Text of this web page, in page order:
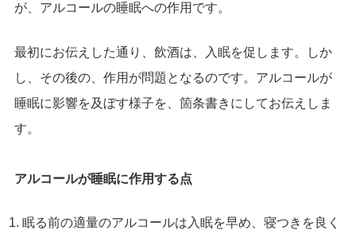
が、アルコールの睡眠への作用です。
最初にお伝えした通り、飲酒は、入眠を促します。しか
し、その後の、作用が問題となるのです。アルコールが
睡眠に影響を及ぼす様子を、箇条書きにしてお伝えしま
す。
アルコールが睡眠に作用する点
眠る前の適量のアルコールは入眠を早め、寝つきを良く